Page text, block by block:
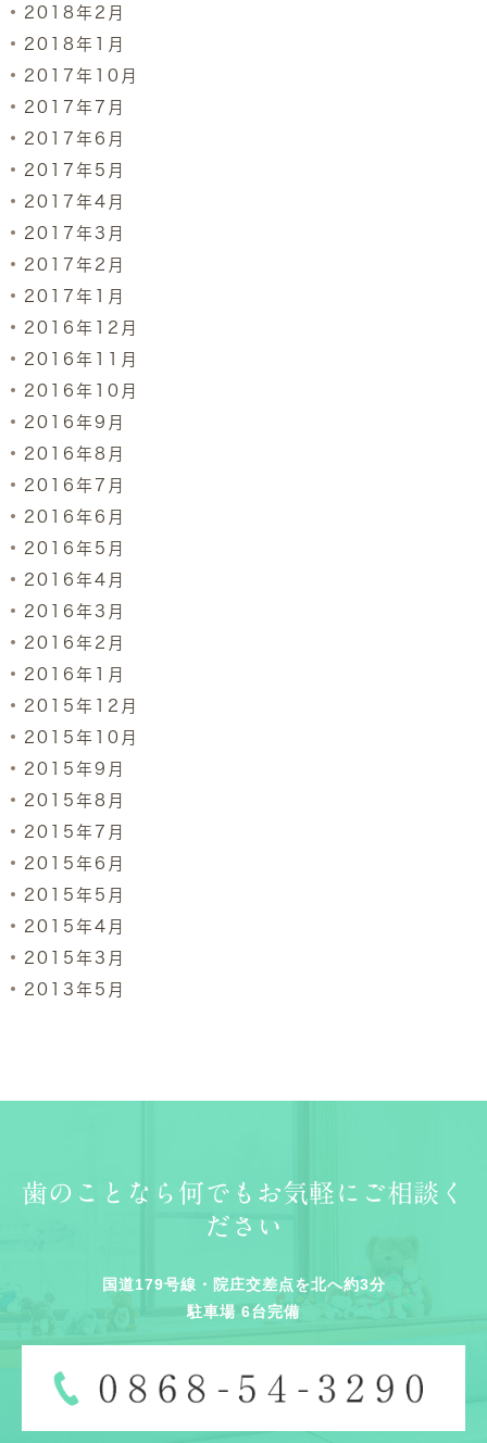
2018年2月
2018年1月
2017年10月
2017年7月
2017年6月
2017年5月
2017年4月
2017年3月
2017年2月
2017年1月
2016年12月
2016年11月
2016年10月
2016年9月
2016年8月
2016年7月
2016年6月
2016年5月
2016年4月
2016年3月
2016年2月
2016年1月
2015年12月
2015年10月
2015年9月
2015年8月
2015年7月
2015年6月
2015年5月
2015年4月
2015年3月
2013年5月
歯のことなら何でもお気軽にご相談く
ださい
国道179号線・院庄交差点を北へ約3分
駐車場 6台完備